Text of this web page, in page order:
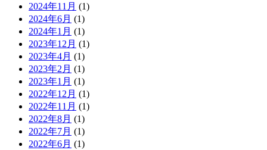
2024年11月 (1)
2024年6月 (1)
2024年1月 (1)
2023年12月 (1)
2023年4月 (1)
2023年2月 (1)
2023年1月 (1)
2022年12月 (1)
2022年11月 (1)
2022年8月 (1)
2022年7月 (1)
2022年6月 (1)